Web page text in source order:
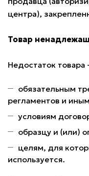
центра),
Товар
Недостаток товара
обязательным
регламентов и
условиям
образцу и (или)
целям, для
используется.